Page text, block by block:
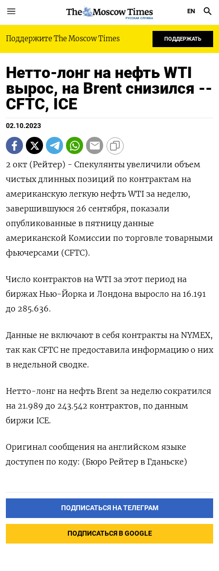
РУССКАЯ СЛУЖБА
EN
Поддержите The Moscow Times ПОДДЕРЖАТЬ
Нетто-лонг на нефть WTI
вырос, на Brent снизился --
CFTC, ICE
02.10.2023
2 окт (Рейтер) - Спекулянты увеличили объем
чистых длинных позиций по контрактам на
американскую легкую нефть WTI за неделю,
завершившуюся 26 сентября, показали
опубликованные в пятницу данные
американской Комиссии по торговле товарными
фьючерсами (CFTC).
Число контрактов на WTI за этот период на
биржах Нью-Йорка и Лондона выросло на 16.191
до 285.636.
Данные не включают в себя контракты на NYMEX,
так как CFTC не предоставила информацию о них
в недельной сводке.
Нетто-лонг на нефть Brent за неделю сократился
на 21.989 до 243.542 контрактов, по данным
биржи ICE.
Оригинал сообщения на английском языке
доступен по коду: (Бюро Рейтер в Гданьске)
ПОДПИСАТЬСЯ НА ТЕЛЕГРАМ
ПОДПИСАТЬСЯ В GOOGLE